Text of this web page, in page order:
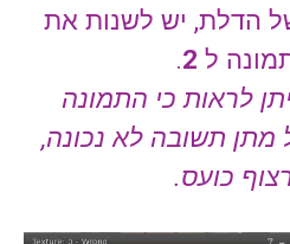
הדלת, יש לשנות את
ל 2
.
לראות כי התמונה
תשובה לא נכונה,
כועס.